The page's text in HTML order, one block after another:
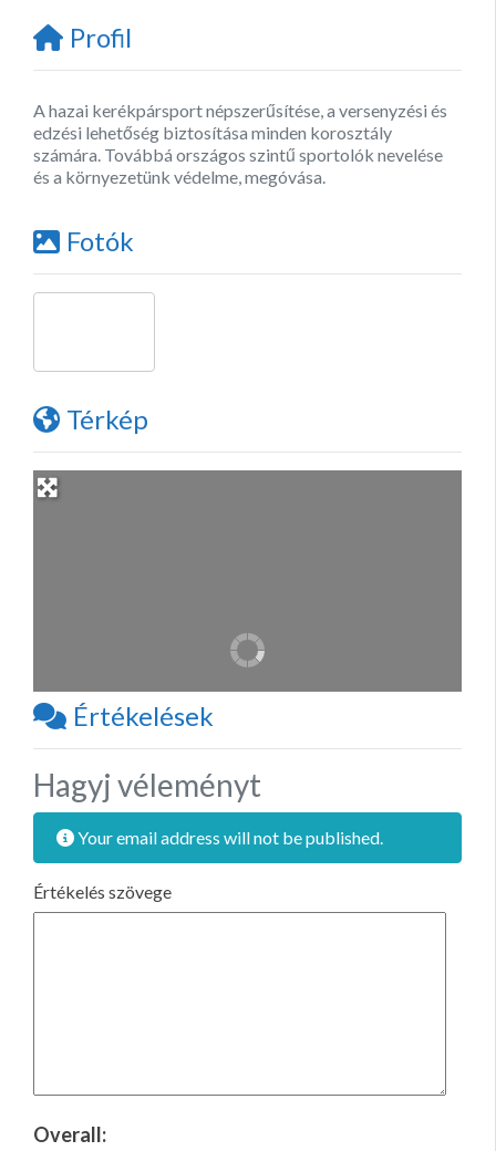
Profil
A hazai kerékpársport népszerűsítése, a versenyzési és
edzési lehetőség biztosítása minden korosztály
számára. Továbbá országos szintű sportolók nevelése
és a környezetünk védelme, megóvása.
Fotók
Térkép
Értékelések
Hagyj véleményt
Your email address will not be published.
Értékelés szövege
Overall: